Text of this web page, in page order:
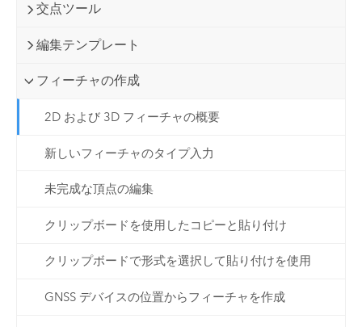
交点ツール
編集テンプレート
フィーチャの作成
2D および 3D フィーチャの概要
新しいフィーチャのタイプ入力
未完成な頂点の編集
クリップボードを使用したコピーと貼り付け
クリップボードで形式を選択して貼り付けを使用
GNSS デバイスの位置からフィーチャを作成